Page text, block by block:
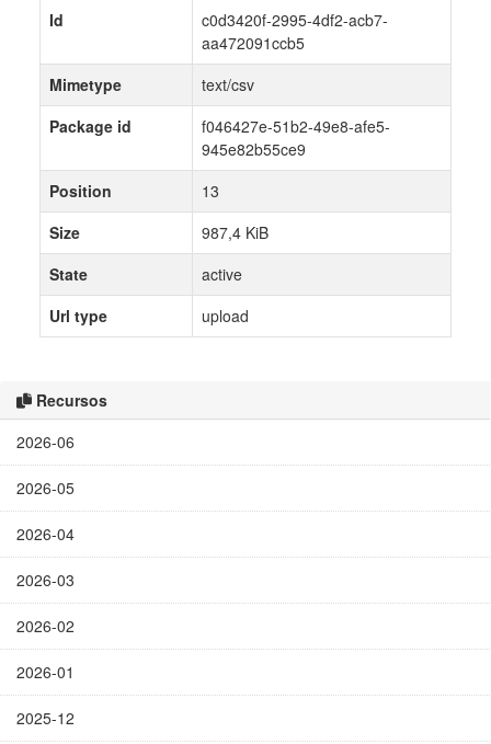
Recursos
2026-06
2026-05
2026-04
2026-03
2026-02
2026-01
2025-12
Id
c0d3420f-2995-4df2-acb7-
aa472091ccb5
Mimetype
text/csv
Package id
f046427e-51b2-49e8-afe5-
945e82b55ce9
Position
13
Size
987,4 KiB
State
active
Url type
upload